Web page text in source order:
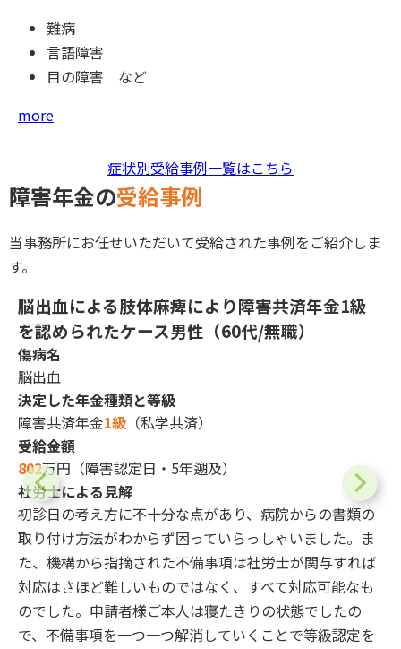
難病
言語障害
目の障害 など
more
症状別受給事例一覧はこちら
障害年金の受給事例
当事務所にお任せいただいて受給された事例をご紹介しま
す。
脳出血による肢体麻痺により障害共済年金1級
を認められたケース男性（60代/無職）
傷病名
脳出血
決定した年金種類と等級
障害共済年金1級 （私学共済）
受給金額
802万円（障害認定日・5年遡及）
社労士による見解
初診日の考え方に不十分な点があり、病院からの書類の
取り付け方法がわからず困っていらっしゃいました。ま
た、機構から指摘された不備事項は社労士が関与すれば
対応はさほど難しいものではなく、すべて対応可能なも
のでした。申請者様ご本人は寝たきりの状態でしたの
で、不備事項を一つ一つ解消していくことで等級認定を